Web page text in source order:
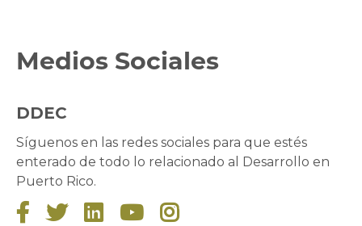
Medios Sociales
DDEC
Síguenos en las redes sociales para que estés
enterado de todo lo relacionado al Desarrollo en
Puerto Rico.
    